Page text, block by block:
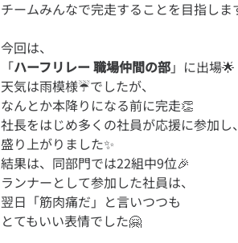
今回は、
「ハーフリレー 職場仲間の部」に出場🌟
天気は雨模様☔でしたが、
なんとか本降りになる前に完走👏
社長をはじめ多くの社員が応援に参加し、
盛り上がりました✨
結果は、同部門では22組中9位🎉
ランナーとして参加した社員は、
翌日「筋肉痛だ」と言いつつも